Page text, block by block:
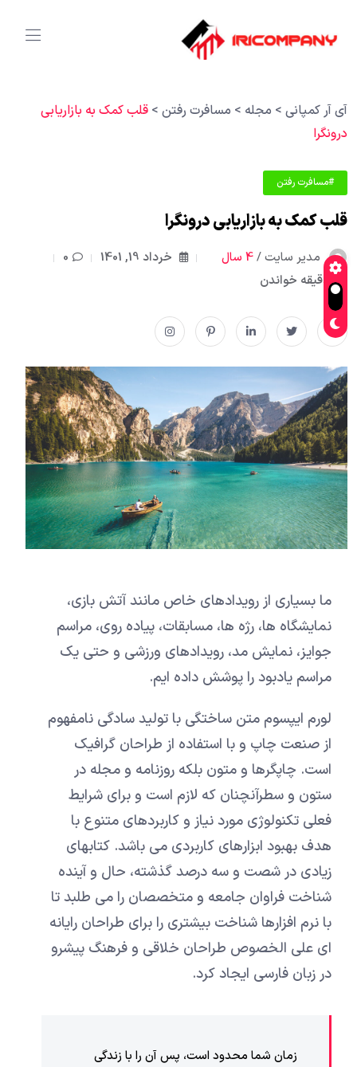
آی آر کمپانی > مجله > مسافرت رفتن > قلب کمک به بازاریابی
درونگرا
#مسافرت رفتن
قلب کمک به بازاریابی درونگرا
مدیر سایت /4 سال خرداد 19, 1401
0
1دقیقه خواندن
ما بسیاری از رویدادهای خاص مانند آتش بازی،
نمایشگاه ها، رژه ها، مسابقات، پیاده روی، مراسم
جوایز، نمایش مد، رویدادهای ورزشی و حتی یک
مراسم یادبود را پوشش داده ایم.
لورم ایپسوم متن ساختگی با تولید سادگی نامفهوم
از صنعت چاپ و با استفاده از طراحان گرافیک
است. چاپگرها و متون بلکه روزنامه و مجله در
ستون و سطرآنچنان که لازم است و برای شرایط
فعلی تکنولوژی مورد نیاز و کاربردهای متنوع با
هدف بهبود ابزارهای کاربردی می باشد. کتابهای
زیادی در شصت و سه درصد گذشته، حال و آینده
شناخت فراوان جامعه و متخصصان را می طلبد تا
با نرم افزارها شناخت بیشتری را برای طراحان رایانه
ای علی الخصوص طراحان خلاقی و فرهنگ پیشرو
در زبان فارسی ایجاد کرد.
زمان شما محدود است، پس آن را با زندگی